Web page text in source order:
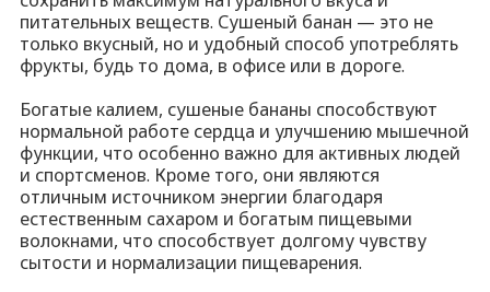
питательных веществ. Сушеный банан — это не
только вкусный, но и удобный способ употреблять
фрукты, будь то дома, в офисе или в дороге.
Богатые калием, сушеные бананы способствуют
нормальной работе сердца и улучшению мышечной
функции, что особенно важно для активных людей
и спортсменов. Кроме того, они являются
отличным источником энергии благодаря
естественным сахаром и богатым пищевыми
волокнами, что способствует долгому чувству
сытости и нормализации пищеварения.